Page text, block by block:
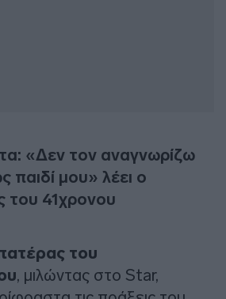
«Δεν τον αναγνωρίζω
παιδί μου» λέει ο
του 41χρονου
του
, μιλώντας στο Star,